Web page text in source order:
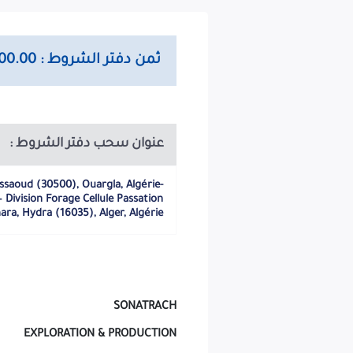
d’Offres au BAOSEM, (jour de parution inclus). Le cachet du
sera acceptée après la date limite de remise des offres. Toute
publique, le troisième (3ème) jour après la date limite de
où cette date d’ouverture des Offres Techniques coïncide avec
(COP-TECH). La durée de validité de cette garantie de
ثمن دفتر الشروط : 10000.00 دج
عنوان سحب دفتر الشروط :
(30500), Ouargla, Algérie
Forage Cellule Passation
Hydra (16035), Alger, Algérie
SONATRACH
EXPLORATION & PRODUCTION